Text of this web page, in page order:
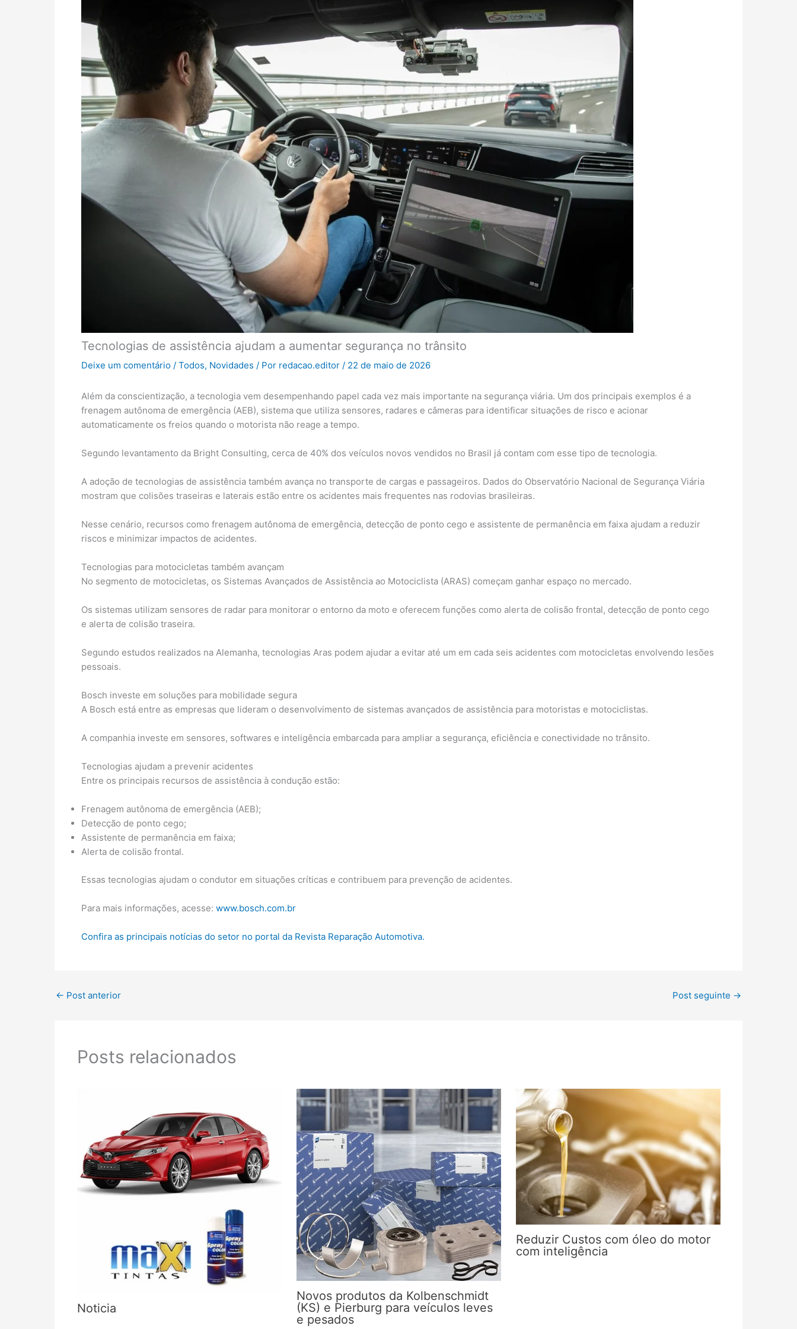
Tecnologias de assistência ajudam a aumentar segurança no trânsito
Deixe um comentário / Todos, Novidades / Por redacao.editor / 22 de maio de 2026
Além da conscientização, a tecnologia vem desempenhando papel cada vez mais importante na segurança viária. Um dos principais exemplos é a
frenagem autônoma de emergência (AEB), sistema que utiliza sensores, radares e câmeras para identificar situações de risco e acionar
automaticamente os freios quando o motorista não reage a tempo.
Segundo levantamento da Bright Consulting, cerca de 40% dos veículos novos vendidos no Brasil já contam com esse tipo de tecnologia.
A adoção de tecnologias de assistência também avança no transporte de cargas e passageiros. Dados do Observatório Nacional de Segurança Viária
mostram que colisões traseiras e laterais estão entre os acidentes mais frequentes nas rodovias brasileiras.
Nesse cenário, recursos como frenagem autônoma de emergência, detecção de ponto cego e assistente de permanência em faixa ajudam a reduzir
riscos e minimizar impactos de acidentes.
Tecnologias para motocicletas também avançam
No segmento de motocicletas, os Sistemas Avançados de Assistência ao Motociclista (ARAS) começam ganhar espaço no mercado.
Os sistemas utilizam sensores de radar para monitorar o entorno da moto e oferecem funções como alerta de colisão frontal, detecção de ponto cego
e alerta de colisão traseira.
Segundo estudos realizados na Alemanha, tecnologias Aras podem ajudar a evitar até um em cada seis acidentes com motocicletas envolvendo lesões
pessoais.
Bosch investe em soluções para mobilidade segura
A Bosch está entre as empresas que lideram o desenvolvimento de sistemas avançados de assistência para motoristas e motociclistas.
A companhia investe em sensores, softwares e inteligência embarcada para ampliar a segurança, eficiência e conectividade no trânsito.
Tecnologias ajudam a prevenir acidentes
Entre os principais recursos de assistência à condução estão:
Frenagem autônoma de emergência (AEB);
Detecção de ponto cego;
Assistente de permanência em faixa;
Alerta de colisão frontal.
Essas tecnologias ajudam o condutor em situações críticas e contribuem para prevenção de acidentes.
Para mais informações, acesse: www.bosch.com.br
Confira as principais notícias do setor no portal da Revista Reparação Automotiva.
← Post anterior Post seguinte →
Posts relacionados
Noticia
Novos produtos da Kolbenschmidt
(KS) e Pierburg para veículos leves
e pesados
Reduzir Custos com óleo do motor
com inteligência